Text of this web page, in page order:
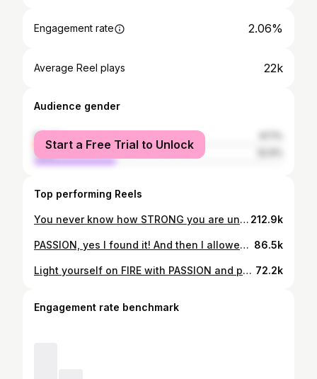
Engagement rate 2.06%
Average Reel plays 22k
Audience gender
female
male
Start a Free Trial to Unlock
Top performing Reels
You never know how STRONG you are until being STRONG is the only choice you got! @odaialghazzawi I’m speechless ❤️❤️❤️❤️❤️❤️❤️ . #strong #strongwomen #lesmills #lesmillsmiddleeast #bodycombat #bodyattack #coach #passion #goldsgym #motivation #workoutmotivation #lovewhatyoudo 212.9k
PASSION, yes I found it! And then I allowed it to become my PURPOSE. PASSION is ENERGY. Feel the POWER that comes from focusing on what excites you! . Light yourself with PASSION and people will come from miles away just to see you BURN 🔥. . BIG THANKS FOR @odaialghazzawi for this amazing video ❤️❤️ #lesmillsmiddleeast #lesmillstribe #lesmills #bodycombat #lesmillsbodycombat #passion #love #lovewhatyoudo #energy #energyiseverything #fitnessmotivation #nonstop #strong #strongwomen #passion 86.5k
Light yourself on FIRE with PASSION and people will come from miles to watch you BURN 🔥 . Huge and big appreciation for @odaialghazzawi I am in love with the video ❤️ #passion #fire #lesmills #lesmillsbodyattack #bodyattack #bodyattacklove #strong #strongwomen #lovewhatyoudo #dowhatyoulove #energy 72.2k
Engagement rate benchmark